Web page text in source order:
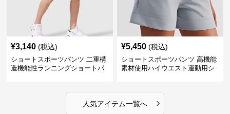
¥3,140 (税込)
ショートスポーツパンツ 二重構
造機能性ランニングショートパ
¥5,450 (税込)
ショートスポーツパンツ 高機能
素材使用ハイウエスト運動用シ
人気アイテム一覧へ ›